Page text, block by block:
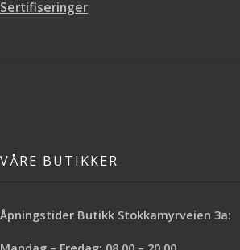
Sertifiseringer
VÅRE BUTIKKER
Åpningstider Butikk Stokkamyrveien 3a: